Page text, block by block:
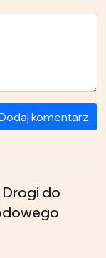
komentarz
do